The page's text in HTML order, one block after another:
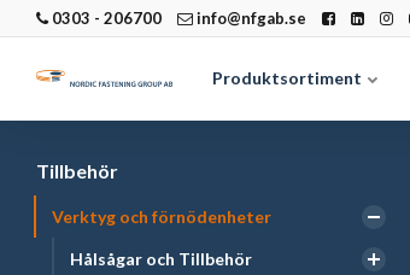
0303 - 206700 info@nfgab.se
Produktsortiment
Tillbehör
Verktyg och förnödenheter
Hålsågar och Tillbehör